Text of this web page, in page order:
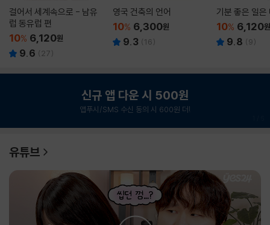
걸어서 세계속으로 - 남유
럽 동유럽 편
10% 6,120원
9.6 ( 27)
영국 건축의 언어
10% 6,300원
9.3 (16)
기분 좋은 일은
10% 6,120원
9.8 (9)
신규 앱 다운 시 500원
앱푸시/SMS 수신 동의 시 600원 더!
유튜브